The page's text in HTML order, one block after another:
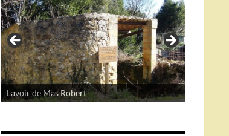
Lavoir de Mas Robert